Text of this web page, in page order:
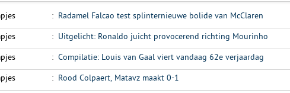
: Radamel Falcao test splinternieuwe bolide van McClaren
: Uitgelicht: Ronaldo juicht provocerend richting Mourinho
: Compilatie: Louis van Gaal viert vandaag 62e verjaardag
: Rood Colpaert, Matavz maakt 0-1